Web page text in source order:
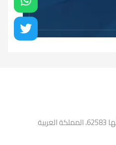
طريق الملك فهد الفرعي، أبها 62583، المملكة العربية